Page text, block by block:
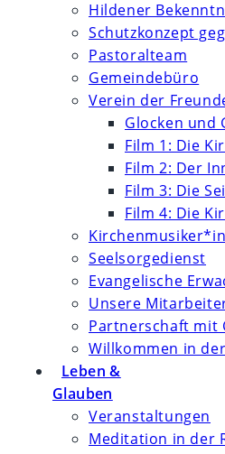
Hildener
Schutzkonzept
Pastoralteam
Gemeindebüro
Verein der
Glocken und
Film 1: Die
Film 2: Der
Film 3: Die
Film 4: Die
Seelsorgedienst
Evangelische
Unsere
Partnerschaft mit
Willkommen in
Leben &
Glauben
Veranstaltungen
Meditation in der